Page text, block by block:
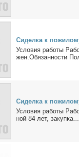
Си­дел­ка к
Усло­вия ра­бо­ты
жен.Обя­зан­но­сти
Си­дел­ка к
Усло­вия ра­бо­ты
ной 84 лет, за­куп­ка...